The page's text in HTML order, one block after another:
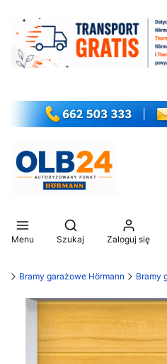
Menu
Otwórz wyszukiwarkę
Szukaj Zaloguj się
Bramy garażowe Hörmann